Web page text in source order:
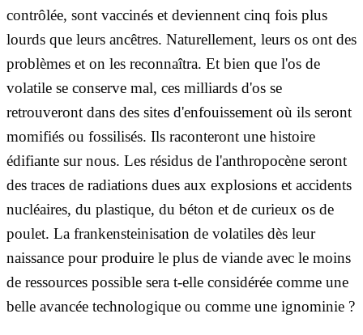
contrôlée, sont vaccinés et deviennent cinq fois plus
lourds que leurs ancêtres. Naturellement, leurs os ont des
problèmes et on les reconnaîtra. Et bien que l'os de
volatile se conserve mal, ces milliards d'os se
retrouveront dans des sites d'enfouissement où ils seront
momifiés ou fossilisés. Ils raconteront une histoire
édifiante sur nous. Les résidus de l'anthropocène seront
des traces de radiations dues aux explosions et accidents
nucléaires, du plastique, du béton et de curieux os de
poulet. La frankensteinisation de volatiles dès leur
naissance pour produire le plus de viande avec le moins
de ressources possible sera t-elle considérée comme une
belle avancée technologique ou comme une ignominie ?